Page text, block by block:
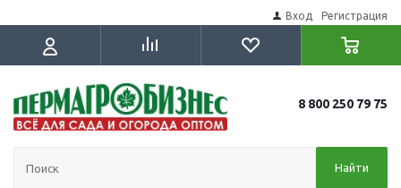
Вход Регистрация
8 800 250 79 75
Найти